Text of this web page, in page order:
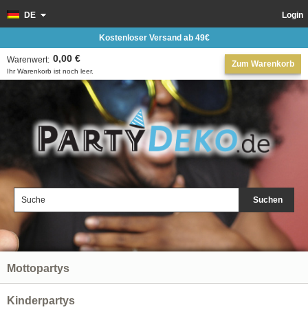
Suchen
Login
DE
Zum Warenkorb
Ihr Warenkorb ist noch leer.
Warenwert: 0,00 €
Kostenloser Versand ab 49€
Mottopartys
Kinderpartys